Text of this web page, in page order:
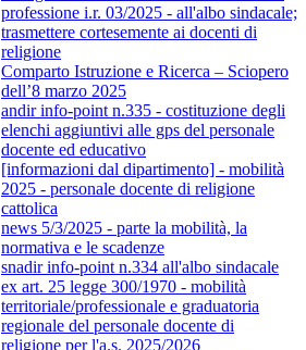
professione i.r. 03/2025 - all'albo sindacale;
trasmettere cortesemente ai docenti di
religione
Comparto Istruzione e Ricerca – Sciopero
dell’8 marzo 2025
andir info-point n.335 - costituzione degli
elenchi aggiuntivi alle gps del personale
docente ed educativo
[informazioni dal dipartimento] - mobilità
2025 - personale docente di religione
cattolica
news 5/3/2025 - parte la mobilità, la
normativa e le scadenze
snadir info-point n.334 all'albo sindacale
ex art. 25 legge 300/1970 - mobilità
territoriale/professionale e graduatoria
regionale del personale docente di
religione per l'a.s. 2025/2026